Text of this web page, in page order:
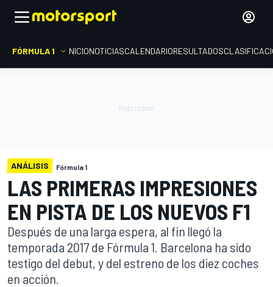
FÓRMULA 1 INICIONOTICIASCALENDARIORESULTADOS
ANÁLISIS Fórmula 1
LAS PRIMERAS IMPRESIONES
EN PISTA DE LOS NUEVOS F1
Después de una larga espera, al fin llegó la
temporada 2017 de Fórmula 1. Barcelona ha sido
testigo del debut, y del estreno de los diez coches
en acción.